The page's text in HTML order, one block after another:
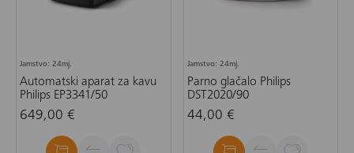
Jamstvo: 24mj.
Automatski aparat za kavu
Philips EP3341/50
649,00 €
Jamstvo: 24mj.
Parno glačalo Philips
DST2020/90
44,00 €